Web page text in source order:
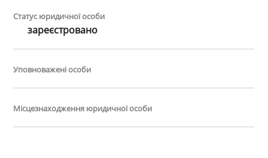
Статус юридичної особи
зареєстровано
Уповноважені особи
Місцезнаходження юридичної особи